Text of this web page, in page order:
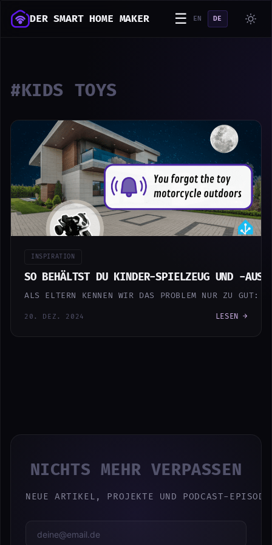
DER SMART HOME MAKER ☰ EN DE
#KIDS TOYS
INSPIRATION
SO BEHÄLTST DU KINDER-SPIELZEUG UND -
ALS ELTERN KENNEN WIR DAS PROBLEM NUR ZU GUT:
20. DEZ. 2024 LESEN →
NICHTS MEHR VERPASSEN
NEUE ARTIKEL, PROJEKTE UND PODCAST-